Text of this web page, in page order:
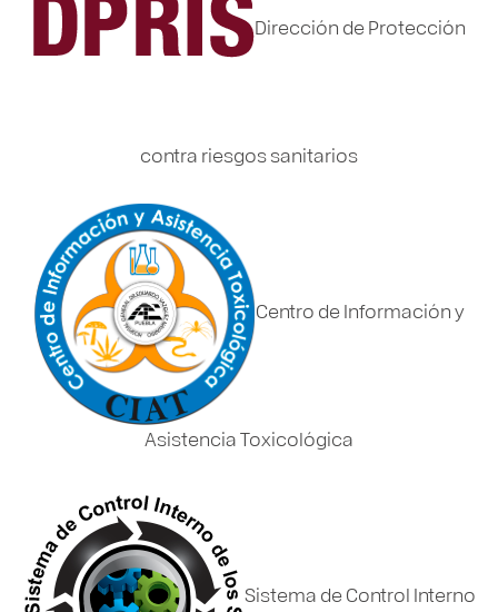
Dirección de Protección
contra riesgos sanitarios
Centro de Información y
Asistencia Toxicológica
Sistema de Control Interno